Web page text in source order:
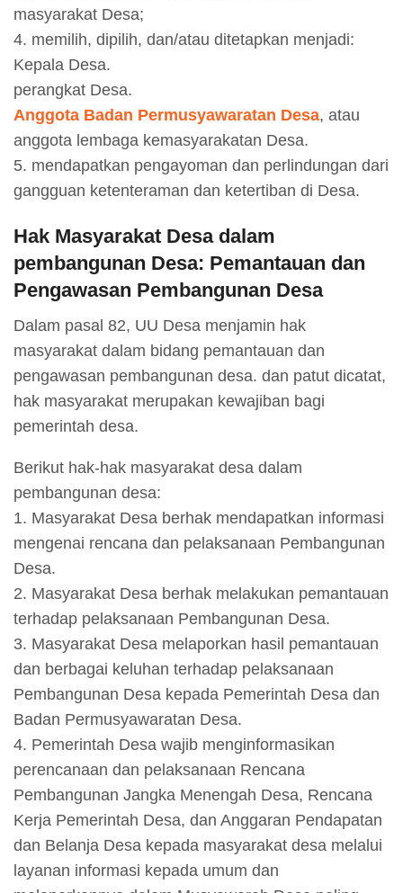
masyarakat Desa;
4. memilih, dipilih, dan/atau ditetapkan menjadi:
Kepala Desa.
perangkat Desa.
Anggota Badan Permusyawaratan Desa, atau
anggota lembaga kemasyarakatan Desa.
5. mendapatkan pengayoman dan perlindungan dari
gangguan ketenteraman dan ketertiban di Desa.
Hak Masyarakat Desa dalam
pembangunan Desa: Pemantauan dan
Pengawasan Pembangunan Desa
Dalam pasal 82, UU Desa menjamin hak
masyarakat dalam bidang pemantauan dan
pengawasan pembangunan desa. dan patut dicatat,
hak masyarakat merupakan kewajiban bagi
pemerintah desa.
Berikut hak-hak masyarakat desa dalam
pembangunan desa:
1. Masyarakat Desa berhak mendapatkan informasi
mengenai rencana dan pelaksanaan Pembangunan
Desa.
2. Masyarakat Desa berhak melakukan pemantauan
terhadap pelaksanaan Pembangunan Desa.
3. Masyarakat Desa melaporkan hasil pemantauan
dan berbagai keluhan terhadap pelaksanaan
Pembangunan Desa kepada Pemerintah Desa dan
Badan Permusyawaratan Desa.
4. Pemerintah Desa wajib menginformasikan
perencanaan dan pelaksanaan Rencana
Pembangunan Jangka Menengah Desa, Rencana
Kerja Pemerintah Desa, dan Anggaran Pendapatan
dan Belanja Desa kepada masyarakat desa melalui
layanan informasi kepada umum dan